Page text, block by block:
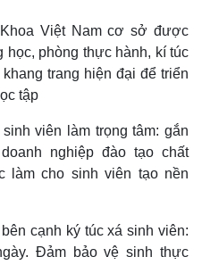
Việt Nam cơ sở được
phòng thực hành, kí túc
trang hiện đại để triển
tập
viên làm trọng tâm: gắn
nghiệp đào tạo chất
làm cho sinh viên tạo nền
cạnh ký túc xá sinh viên:
Đảm bảo vệ sinh thực